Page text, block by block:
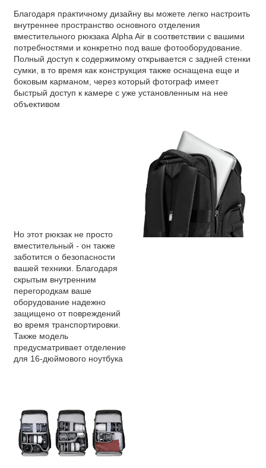
Благодаря практичному дизайну вы можете легко настроить
внутреннее пространство основного отделения
вместительного рюкзака Alpha Air в соответствии с вашими
потребностями и конкретно под ваше фотооборудование.
Полный доступ к содержимому открывается с задней стенки
сумки, в то время как конструкция также оснащена еще и
боковым карманом, через который фотограф имеет
быстрый доступ к камере с уже установленным на нее
объективом
Но этот рюкзак не просто
вместительный - он также
заботится о безопасности
вашей техники. Благодаря
скрытым внутренним
перегородкам ваше
оборудование надежно
защищено от повреждений
во время транспортировки.
Также модель
предусматривает отделение
для 16-дюймового ноутбука